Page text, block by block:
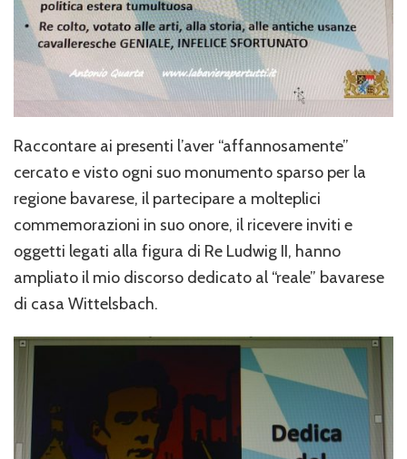
Raccontare ai presenti l’aver “affannosamente”
cercato e visto ogni suo monumento sparso per la
regione bavarese, il partecipare a molteplici
commemorazioni in suo onore, il ricevere inviti e
oggetti legati alla figura di Re Ludwig II, hanno
ampliato il mio discorso dedicato al “reale” bavarese
di casa Wittelsbach.